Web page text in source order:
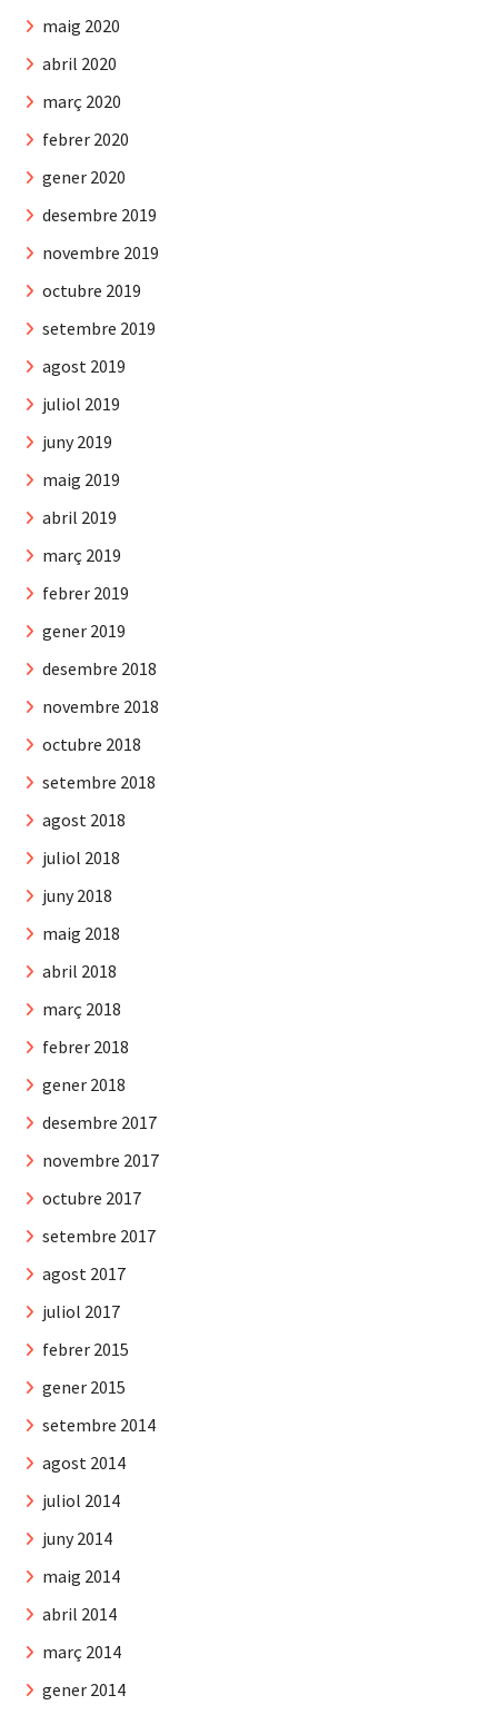
maig 2020
abril 2020
març 2020
febrer 2020
gener 2020
desembre 2019
novembre 2019
octubre 2019
setembre 2019
agost 2019
juliol 2019
juny 2019
maig 2019
abril 2019
març 2019
febrer 2019
gener 2019
desembre 2018
novembre 2018
octubre 2018
setembre 2018
agost 2018
juliol 2018
juny 2018
maig 2018
abril 2018
març 2018
febrer 2018
gener 2018
desembre 2017
novembre 2017
octubre 2017
setembre 2017
agost 2017
juliol 2017
febrer 2015
gener 2015
setembre 2014
agost 2014
juliol 2014
juny 2014
maig 2014
abril 2014
març 2014
gener 2014